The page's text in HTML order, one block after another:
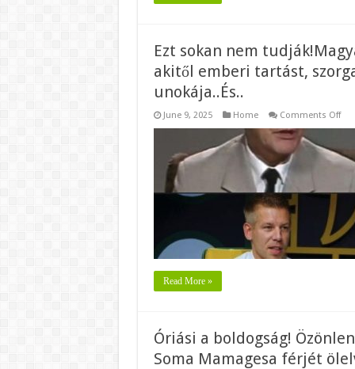
Ezt sokan nem
akitől emberi tartást,
unokája..És..
June 9, 2025 Home Comments Offon
Read More »
Óriási a boldogság!
Soma Mamagesa férjét